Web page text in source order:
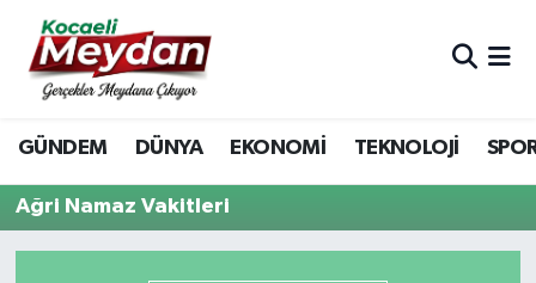
GÜNDEM DÜNYA EKONOMİ TEKNOLOJİ
Ağri Namaz Vakitleri
Nöbetçi Eczaneler
Hava Durumu
Trafik Durumu